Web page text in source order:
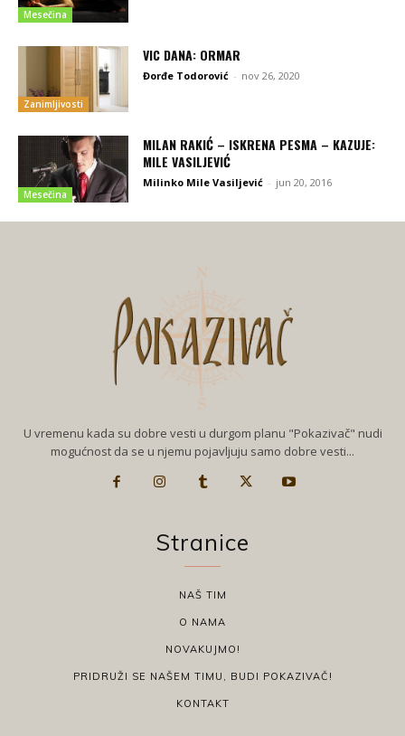
Mesečina
Zanimljivosti
VIC DANA: ORMAR
Đorđe Todorović - nov 26, 2020
Mesečina
MILAN RAKIĆ – ISKRENA PESMA – KAZUJE:
MILE VASILJEVIĆ
Milinko Mile Vasiljević - jun 20, 2016
U vremenu kada su dobre vesti u durgom planu "Pokazivač" nudi
mogućnost da se u njemu pojavljuju samo dobre vesti...
Stranice
NAŠ TIM
O NAMA
NOVAKUJMO!
PRIDRUŽI SE NAŠEM TIMU, BUDI POKAZIVAČ!
KONTAKT